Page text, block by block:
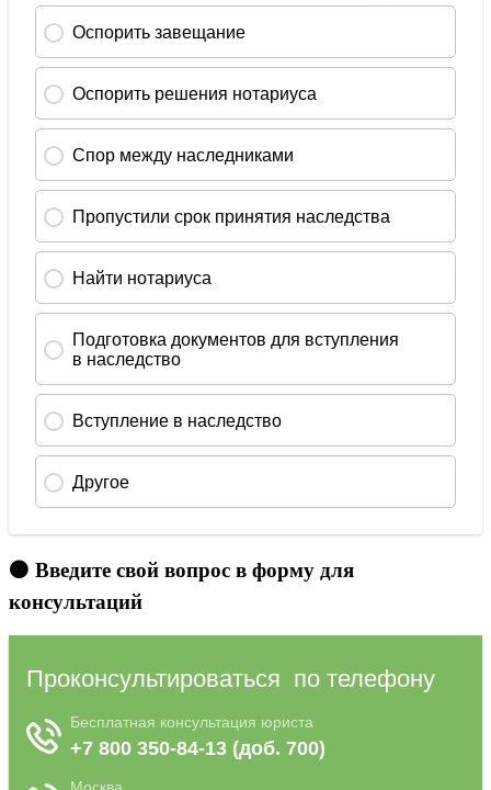
🟠 Введите свой вопрос в форму для
консультаций